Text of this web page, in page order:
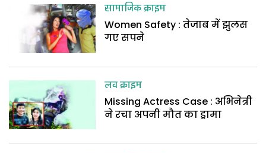
सामाजिक क्राइम
Women Safety : तेजाब में झुलस
गए सपने
लव क्राइम
Missing Actress Case : अभिनेत्री
ने रचा अपनी मौत का ड्रामा